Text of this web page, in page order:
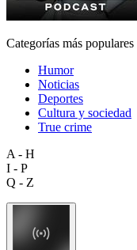
Categorías más populares
Humor
Noticias
Deportes
Cultura y sociedad
True crime
A - H
I - P
Q - Z